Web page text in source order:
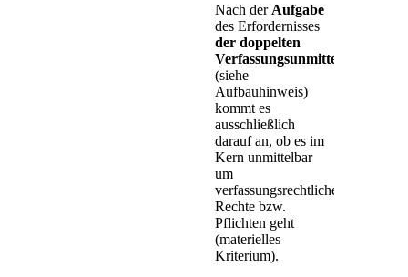
Nach der Aufgabe
des Erfordernisses
der doppelten
Verfassungsunmittelbarkeit
(siehe
Aufbauhinweis)
kommt es
ausschließlich
darauf an, ob es im
Kern unmittelbar
um
verfassungsrechtliche
Rechte bzw.
Pflichten geht
(materielles
Kriterium).